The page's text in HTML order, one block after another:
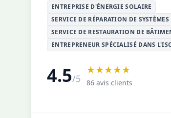
ENTREPRISE D'ÉNERGIE SOLAIRE
SERVICE DE RÉPARATION DE
SERVICE DE RESTAURATION DE
ENTREPRENEUR SPÉCIALISÉ DANS
4.5/5
★★★★★
86 avis clients